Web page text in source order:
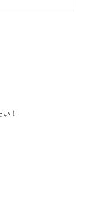
！